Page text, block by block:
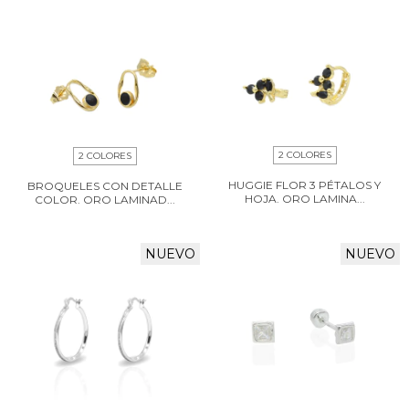
2 COLORES
BROQUELES CON DETALLE
COLOR. ORO LAMINAD...
2 COLORES
HUGGIE FLOR 3 PÉTALOS Y
HOJA. ORO LAMINA...
NUEVO NUEVO